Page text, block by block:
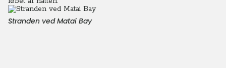
Stranden ved Matai Bay